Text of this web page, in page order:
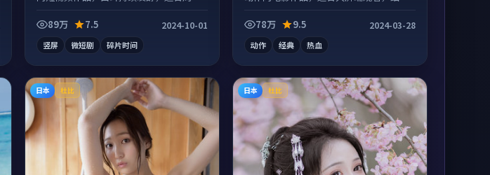
89万
7.5 2024-10-01
竖屏 微短剧 碎片时间
78万
9.5 2024-03-28
动作 经典 热血
日本 杜比 日本 杜比